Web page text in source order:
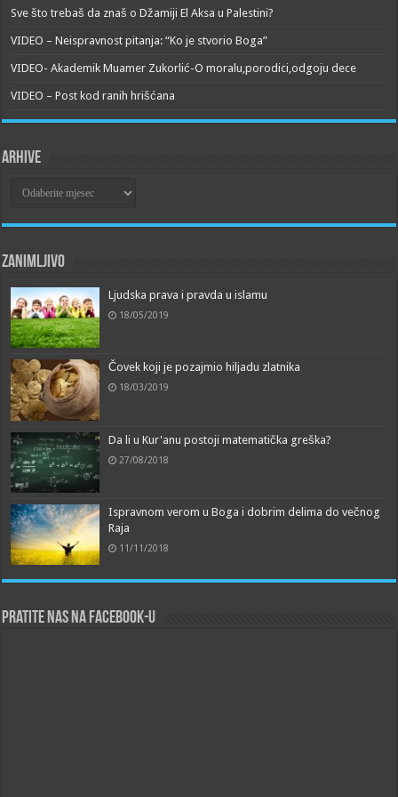
Sve što trebaš da znaš o Džamiji El Aksa u Palestini?
VIDEO – Neispravnost pitanja: “Ko je stvorio Boga”
VIDEO- Akademik Muamer Zukorlić-O moralu,porodici,odgoju dece
VIDEO – Post kod ranih hrišćana
Arhive
Zanimljivo
Ljudska prava i pravda u islamu
18/05/2019
Čovek koji je pozajmio hiljadu zlatnika
18/03/2019
Da li u Kur'anu postoji matematička greška?
27/08/2018
Ispravnom verom u Boga i dobrim delima do večnog
Raja
11/11/2018
Pratite nas na Facebook-u